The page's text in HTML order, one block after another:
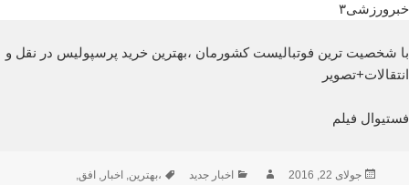
خبرورزشی۳
با شخصیت ترین فوتبالیست کشورمان ،بهترین خرید پرسپولیس در نقل و
انتقالات+تصویر
فستیوال فیلم
ارسال
جولای 22, 2016 نویسندهدسته‌ها
اخبار جدید برچسب‌ها
،بهترین, اخبار, افق,